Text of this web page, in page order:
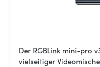
Der RGBLink mini-pro
vielseitiger